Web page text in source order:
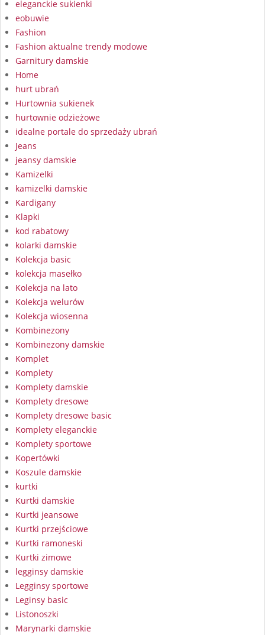
eleganckie sukienki
eobuwie
Fashion
Fashion aktualne trendy modowe
Garnitury damskie
Home
hurt ubrań
Hurtownia sukienek
hurtownie odzieżowe
idealne portale do sprzedaży ubrań
Jeans
jeansy damskie
Kamizelki
kamizelki damskie
Kardigany
Klapki
kod rabatowy
kolarki damskie
Kolekcja basic
kolekcja masełko
Kolekcja na lato
Kolekcja welurów
Kolekcja wiosenna
Kombinezony
Kombinezony damskie
Komplet
Komplety
Komplety damskie
Komplety dresowe
Komplety dresowe basic
Komplety eleganckie
Komplety sportowe
Kopertówki
Koszule damskie
kurtki
Kurtki damskie
Kurtki jeansowe
Kurtki przejściowe
Kurtki ramoneski
Kurtki zimowe
legginsy damskie
Legginsy sportowe
Leginsy basic
Listonoszki
Marynarki damskie